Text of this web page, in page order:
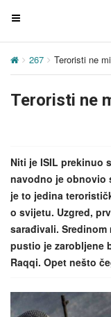
T
g
e
i
g
a
t
i
o
n
267 Teroristi ne
Teroristi ne
Niti je ISIL prekinuo
navodno je obnovio
je to jedina
o svijetu. Uzgred,
sarađivali. Sredinom
pustio je zarobljene
Raqqi. Opet nešto